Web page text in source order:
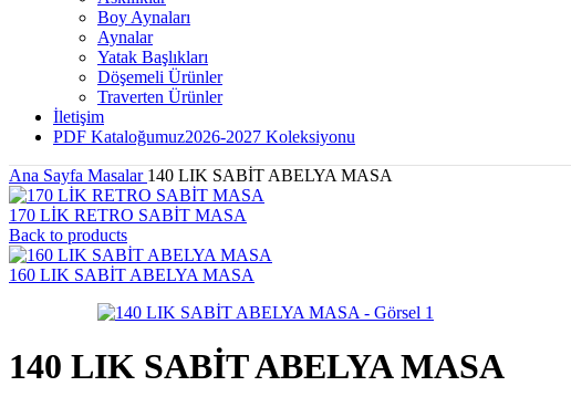
Boy Aynaları
Aynalar
Yatak Başlıkları
Döşemeli Ürünler
Traverten Ürünler
İletişim
PDF Kataloğumuz2026-2027 Koleksiyonu
Ana Sayfa Masalar 140 LIK SABİT ABELYA MASA
170 LİK RETRO SABİT MASA
Back to products
160 LIK SABİT ABELYA MASA
140 LIK SABİT ABELYA MASA